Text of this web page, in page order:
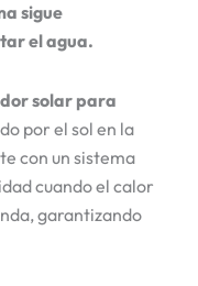
sigue
el agua.
solar para
por el sol en la
con un sistema
cuando el calor
garantizando